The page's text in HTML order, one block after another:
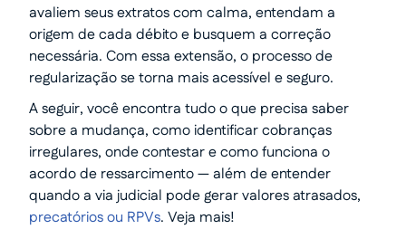
avaliem seus extratos com calma, entendam a
origem de cada débito e busquem a correção
necessária. Com essa extensão, o processo de
regularização se torna mais acessível e seguro.
A seguir, você encontra tudo o que precisa saber
sobre a mudança, como identificar cobranças
irregulares, onde contestar e como funciona o
acordo de ressarcimento — além de entender
quando a via judicial pode gerar valores atrasados,
precatórios ou RPVs. Veja mais!